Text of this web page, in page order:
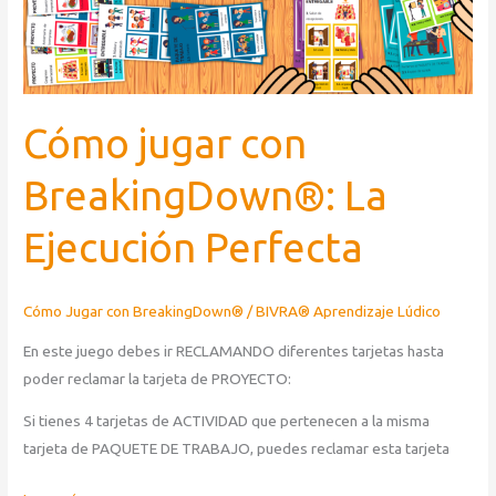
Cómo jugar con
BreakingDown®: La
Ejecución Perfecta
Cómo Jugar con BreakingDown® /BIVRA® Aprendizaje Lúdico
En este juego debes ir RECLAMANDO diferentes tarjetas hasta
poder reclamar la tarjeta de PROYECTO:
Si tienes 4 tarjetas de ACTIVIDAD que pertenecen a la misma
tarjeta de PAQUETE DE TRABAJO, puedes reclamar esta tarjeta
Perfecta